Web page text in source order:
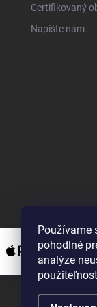
Používame
pohodlné
analýze
Certifikovaný
Napíšte nám